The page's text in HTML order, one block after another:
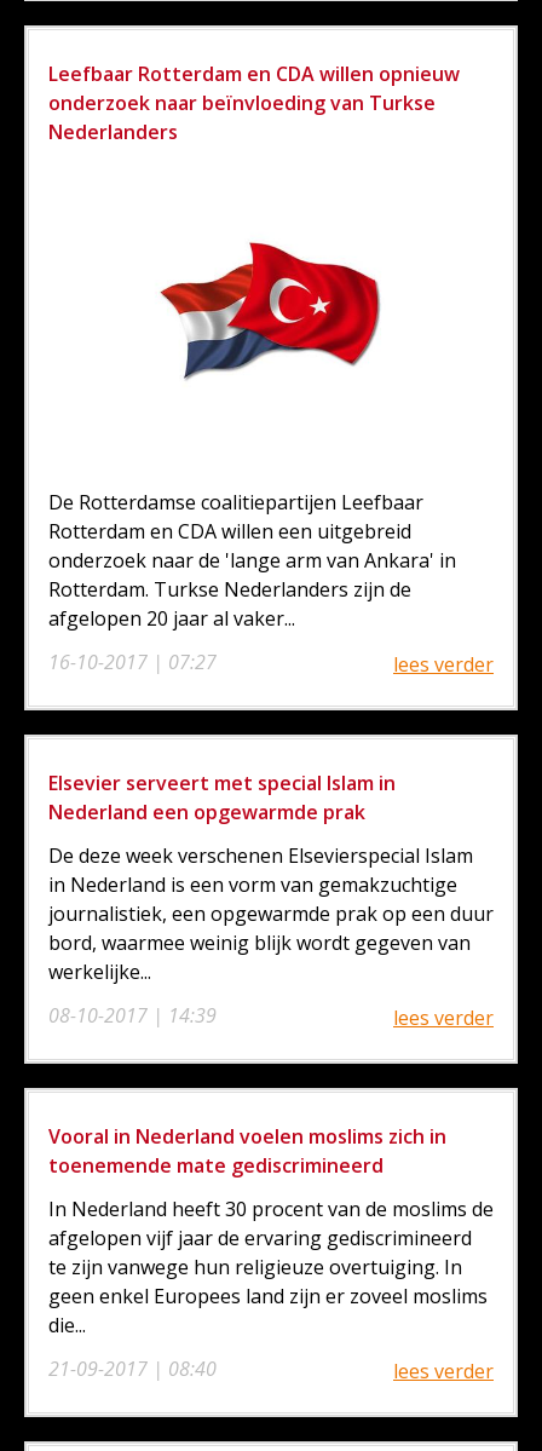
Leefbaar Rotterdam en CDA willen opnieuw
onderzoek naar beïnvloeding van Turkse
Nederlanders
16-10-2017 | 07:27
De Rotterdamse coalitiepartijen Leefbaar
Rotterdam en CDA willen een uitgebreid
onderzoek naar de 'lange arm van Ankara' in
Rotterdam. Turkse Nederlanders zijn de
afgelopen 20 jaar al vaker...
lees verder
Elsevier serveert met special Islam in
Nederland een opgewarmde prak
08-10-2017 | 14:39
De deze week verschenen Elsevierspecial Islam
in Nederland is een vorm van gemakzuchtige
journalistiek, een opgewarmde prak op een duur
bord, waarmee weinig blijk wordt gegeven van
werkelijke...
lees verder
Vooral in Nederland voelen moslims zich in
toenemende mate gediscrimineerd
21-09-2017 | 08:40
In Nederland heeft 30 procent van de moslims de
afgelopen vijf jaar de ervaring gediscrimineerd
te zijn vanwege hun religieuze overtuiging. In
geen enkel Europees land zijn er zoveel moslims
die...
lees verder